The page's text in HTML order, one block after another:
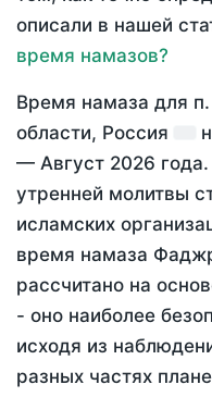
описали в нашей
время намазов?
Время намаза для
области, Россия
— Август 2026 года
утренней молитвы
исламских
время намаза
рассчитано на
- оно наиболее
исходя из
разных частях